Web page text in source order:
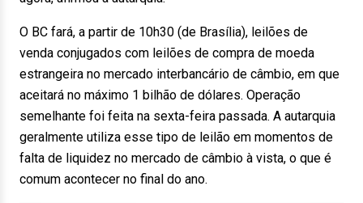
O BC fará, a partir de 10h30 (de Brasília), leilões de
venda conjugados com leilões de compra de moeda
estrangeira no mercado interbancário de câmbio, em que
aceitará no máximo 1 bilhão de dólares. Operação
semelhante foi feita na sexta-feira passada. A autarquia
geralmente utiliza esse tipo de leilão em momentos de
falta de liquidez no mercado de câmbio à vista, o que é
comum acontecer no final do ano.